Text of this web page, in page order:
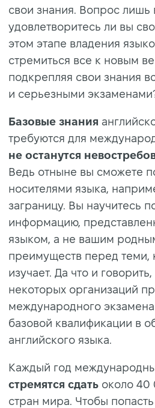
свои знания. Вопрос лишь
удовлетворитесь ли вы
этом этапе владения
стремиться все к новым
подкрепляя свои знания
и серьезными
Базовые знания
требуются для
не останутся
Ведь отныне вы сможете
носителями языка,
заграницу. Вы научитесь
информацию,
языком, а не вашим
преимуществ перед теми,
изучает. Да что и
некоторых организаций
международного экзамена
базовой квалификации в
английского языка.
Каждый год
стремятся сдать около 40
стран мира. Чтобы попасть